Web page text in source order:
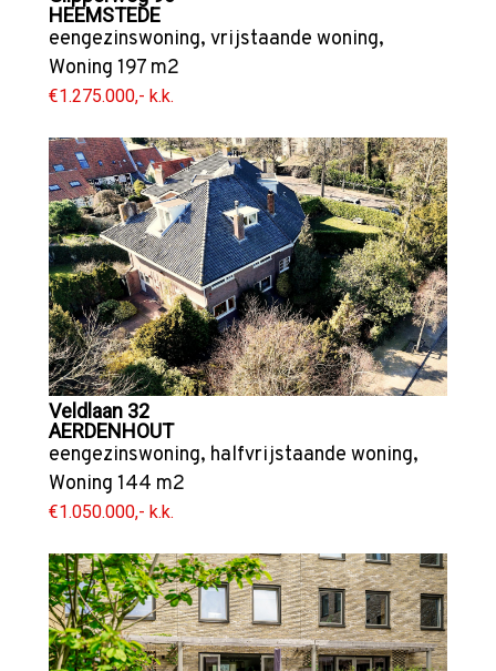
HEEMSTEDE
eengezinswoning, vrijstaande woning,
Woning 197 m2
€1.275.000,- k.k.
Veldlaan 32
AERDENHOUT
eengezinswoning, halfvrijstaande woning,
Woning 144 m2
€1.050.000,- k.k.